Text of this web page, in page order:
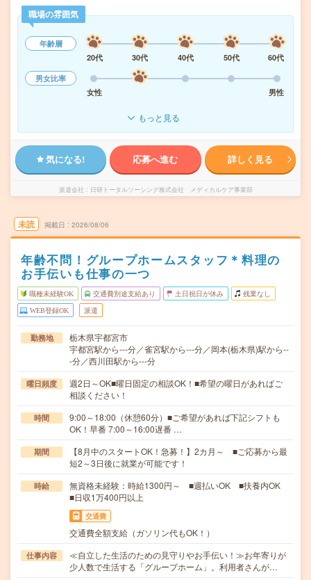
職場の雰囲気
年齢層
20代
30代 40代 50代
60代
男女比率
女性
男性
もっと見る
気になる! 応募へ進む 詳しく見る
派遣会社 日研トータルソーシング株式会社 メディカルケア事業部
未読 掲載日 2026/08/06
年齢不問！グループホームスタッフ＊料理の
お手伝いも仕事の一つ
職種未経験OK 交通費別途支給あり 土日祝日が休み 残業なし
WEB登録OK 派遣
勤務地
栃木県宇都宮市
宇都宮駅から---分／雀宮駅から---分／岡本(栃木県)駅から--
-分／西川田駅から---分
曜日頻度
週2日～OK■曜日固定の相談OK！■希望の曜日があればご
相談ください！
時間
9:00～18:00（休憩60分）■ご希望があれば下記シフトも
OK！早番 7:00～16:00遅番 …
期間
【8月中のスタートOK！急募！】2カ月～ ■ご応募から最
短2～3日後に就業が可能です！
時給
無資格未経験：時給1300円～ ■週払いOK ■扶養内OK
■日収1万400円以上
交通費
交通費全額支給（ガソリン代もOK！）
仕事内容
≪自立した生活のための見守りやお手伝い！≫お年寄りが
少人数で生活する「グループホーム」。利用者さんが…